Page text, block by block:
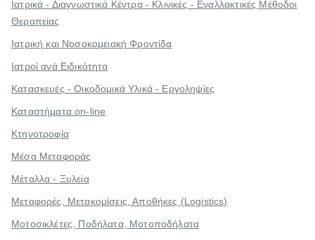
Ιατρικά - Διαγνωστικά Κέντρα - Κλινικές - Εναλλακτικές Μέθοδοι
Θεραπείας
Ιατρική και Νοσοκομειακή Φροντίδα
Ιατροί ανά Ειδικότητα
Κατασκευές - Οικοδομικά Υλικά - Εργοληψίες
Καταστήματα on-line
Κτηνοτροφία
Μέσα Μεταφοράς
Μέταλλα - Ξυλεία
Μεταφορές, Μετακομίσεις, Αποθήκες (Logistics)
Μοτοσικλέτες, Ποδήλατα, Μοτοποδήλατα